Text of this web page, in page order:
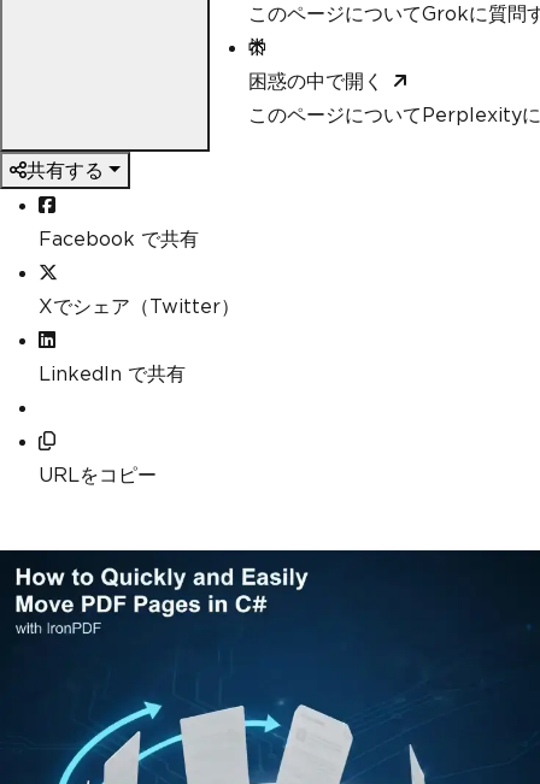
このページについてGrokに質問
困惑の中で開く
このページについてPerplexity
共有する
Facebook で共有
Xでシェア（Twitter）
LinkedIn で共有
URLをコピー